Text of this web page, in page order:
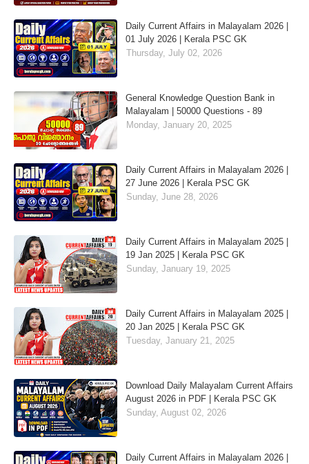
Daily Current Affairs in Malayalam 2026 |
01 July 2026 | Kerala PSC GK
Thursday, July 02, 2026
General Knowledge Question Bank in
Malayalam | 50000 Questions - 89
Monday, January 20, 2025
Daily Current Affairs in Malayalam 2026 |
27 June 2026 | Kerala PSC GK
Sunday, June 28, 2026
Daily Current Affairs in Malayalam 2025 |
19 Jan 2025 | Kerala PSC GK
Sunday, January 19, 2025
Daily Current Affairs in Malayalam 2025 |
20 Jan 2025 | Kerala PSC GK
Tuesday, January 21, 2025
Download Daily Malayalam Current Affairs
August 2026 in PDF | Kerala PSC GK
Sunday, August 02, 2026
Daily Current Affairs in Malayalam 2026 |